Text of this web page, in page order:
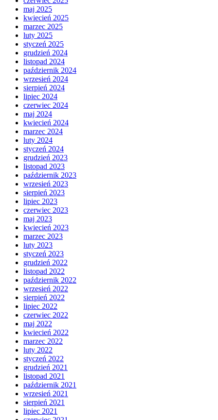
maj 2025
kwiecień 2025
marzec 2025
luty 2025
styczeń 2025
grudzień 2024
listopad 2024
październik 2024
wrzesień 2024
sierpień 2024
lipiec 2024
czerwiec 2024
maj 2024
kwiecień 2024
marzec 2024
luty 2024
styczeń 2024
grudzień 2023
listopad 2023
październik 2023
wrzesień 2023
sierpień 2023
lipiec 2023
czerwiec 2023
maj 2023
kwiecień 2023
marzec 2023
luty 2023
styczeń 2023
grudzień 2022
listopad 2022
październik 2022
wrzesień 2022
sierpień 2022
lipiec 2022
czerwiec 2022
maj 2022
kwiecień 2022
marzec 2022
luty 2022
styczeń 2022
grudzień 2021
listopad 2021
październik 2021
wrzesień 2021
sierpień 2021
lipiec 2021